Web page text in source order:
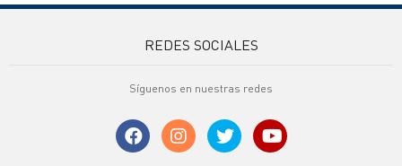
REDES SOCIALES
Síguenos en nuestras redes